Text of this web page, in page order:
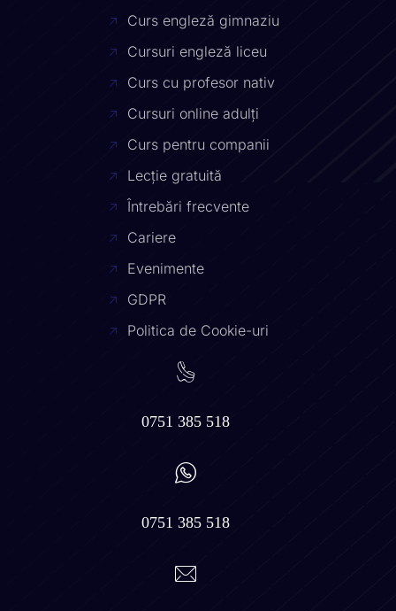
Curs engleză gimnaziu
Cursuri engleză liceu
Curs cu profesor nativ
Cursuri online adulți
Curs pentru companii
Lecție gratuită
Întrebări frecvente
Cariere
Evenimente
GDPR
Politica de Cookie-uri
0751 385 518
0751 385 518